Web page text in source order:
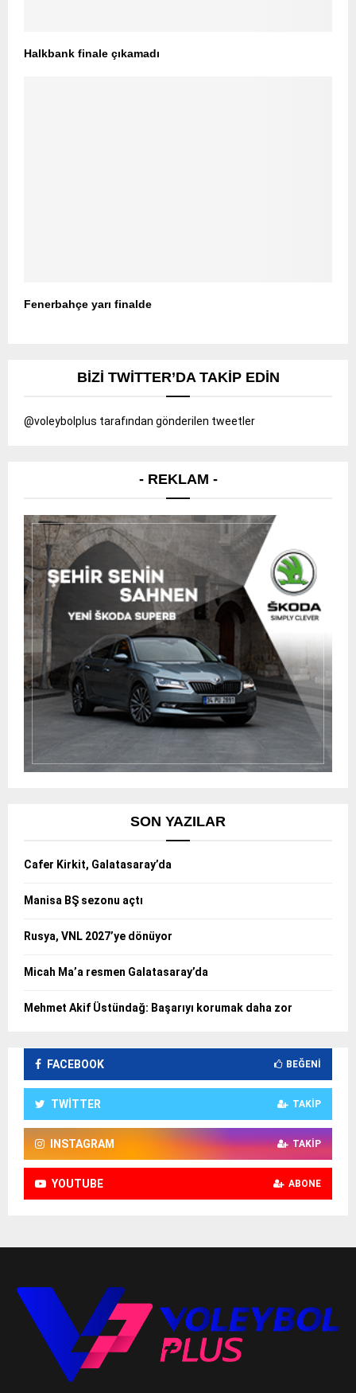
Halkbank finale çıkamadı
Fenerbahçe yarı finalde
BIZI TWITTER’DA TAKIP EDIN
@voleybolplus tarafından gönderilen tweetler
- REKLAM -
SON YAZILAR
Cafer Kirkit, Galatasaray’da
Manisa BŞ sezonu açtı
Rusya, VNL 2027’ye dönüyor
Micah Ma’a resmen Galatasaray’da
Mehmet Akif Üstündağ: Başarıyı korumak daha zor
FACEBOOK BEĞENI
TWITTER TAKIP
INSTAGRAM TAKIP
YOUTUBE ABONE